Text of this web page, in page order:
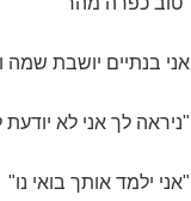
אני בנתיים יושבת שמה
"ניראה לך אני לא
"אני ילמד אותך בואי נו"